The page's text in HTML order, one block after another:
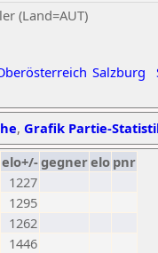
(Land=AUT)
Salzburg
, Grafik Partie-
elo+/-gegnerelo pnr
1227
1295
1262
1446